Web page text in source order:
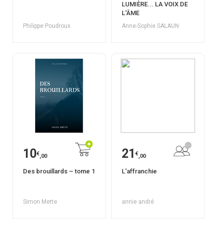
Philippe Poudroux
LUMIÈRE... LA VOIX DE
L'ÂME
Anne-Sophie SALAUN
10€,00
Des brouillards – tome 1
Simon Mette
21 €,00
L'affranchie
annie andré